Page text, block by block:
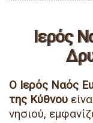
Ιερός
Ο Ιερός Ναός
της Κύθνου
νησιού,